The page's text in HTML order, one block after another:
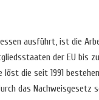
ausführt, ist die
der EU bis
die seit 1991
das Nachweisgesetz